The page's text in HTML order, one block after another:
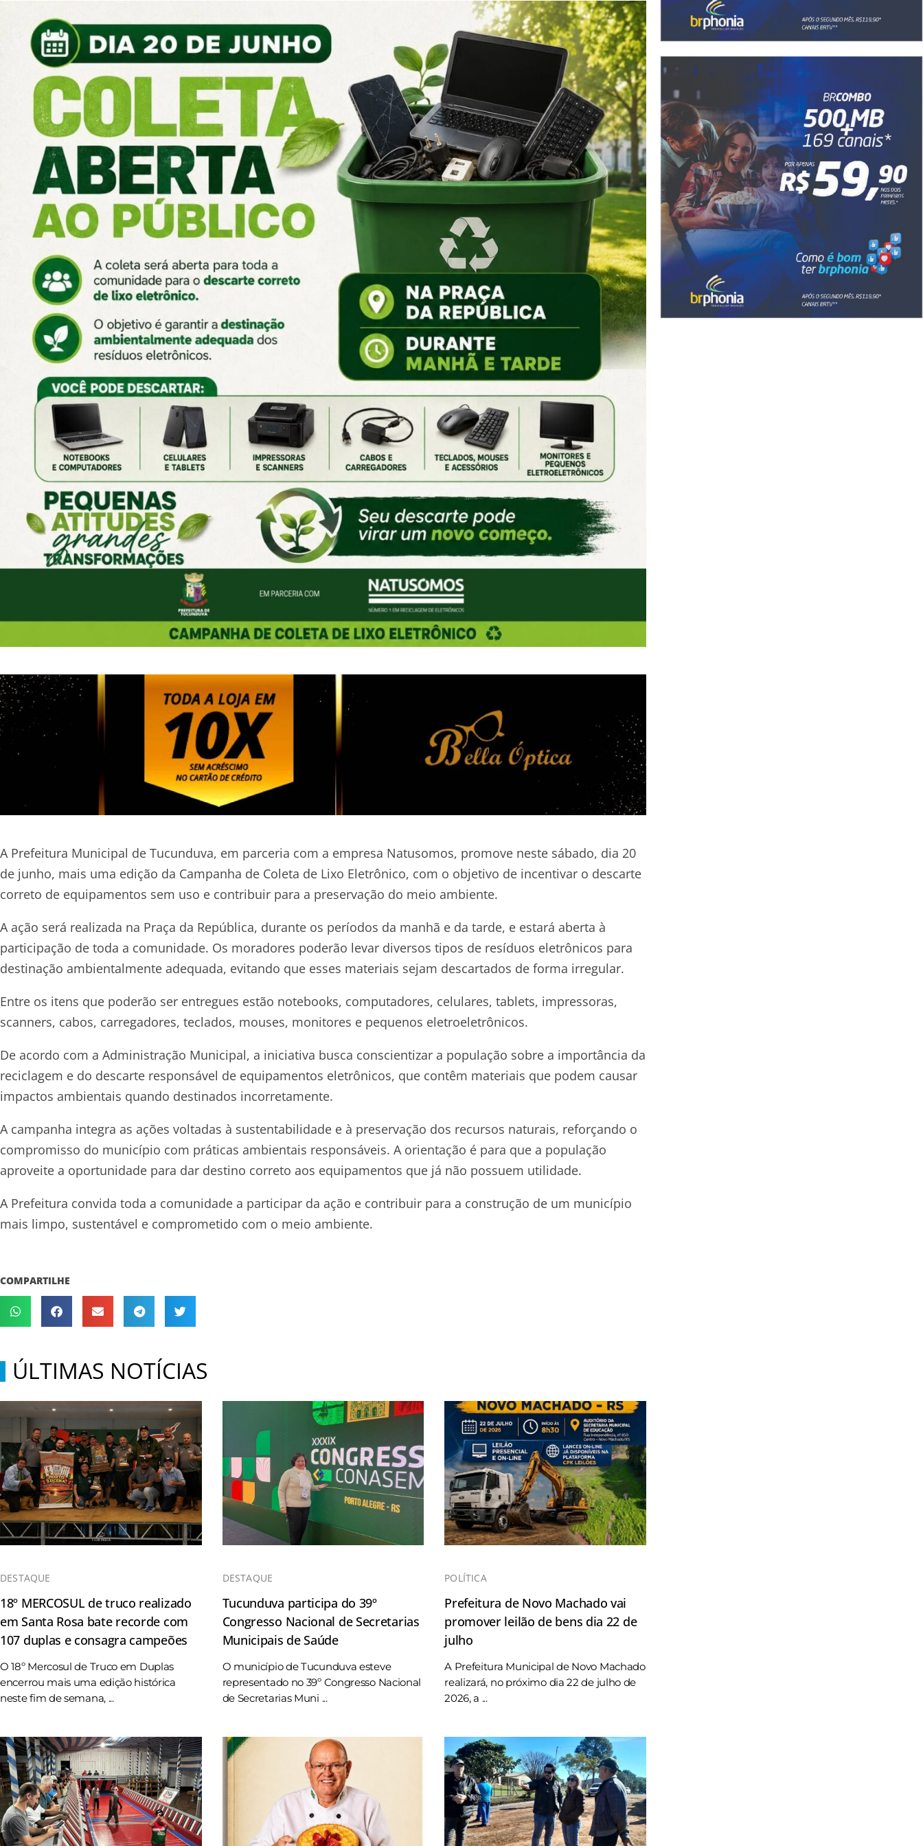
A Prefeitura Municipal de Tucunduva, em parceria com a empresa Natusomos, promove neste sábado, dia 20
de junho, mais uma edição da Campanha de Coleta de Lixo Eletrônico, com o objetivo de incentivar o descarte
correto de equipamentos sem uso e contribuir para a preservação do meio ambiente.
A ação será realizada na Praça da República, durante os períodos da manhã e da tarde, e estará aberta à
participação de toda a comunidade. Os moradores poderão levar diversos tipos de resíduos eletrônicos para
destinação ambientalmente adequada, evitando que esses materiais sejam descartados de forma irregular.
Entre os itens que poderão ser entregues estão notebooks, computadores, celulares, tablets, impressoras,
scanners, cabos, carregadores, teclados, mouses, monitores e pequenos eletroeletrônicos.
De acordo com a Administração Municipal, a iniciativa busca conscientizar a população sobre a importância da
reciclagem e do descarte responsável de equipamentos eletrônicos, que contêm materiais que podem causar
impactos ambientais quando destinados incorretamente.
A campanha integra as ações voltadas à sustentabilidade e à preservação dos recursos naturais, reforçando o
compromisso do município com práticas ambientais responsáveis. A orientação é para que a população
aproveite a oportunidade para dar destino correto aos equipamentos que já não possuem utilidade.
A Prefeitura convida toda a comunidade a participar da ação e contribuir para a construção de um município
mais limpo, sustentável e comprometido com o meio ambiente.
COMPARTILHE
ÚLTIMAS NOTÍCIAS
DESTAQUE
18º MERCOSUL de truco realizado
em Santa Rosa bate recorde com
107 duplas e consagra campeões
O 18º Mercosul de Truco em Duplas
encerrou mais uma edição histórica
neste fim de semana, ...
DESTAQUE
Tucunduva participa do 39º
Congresso Nacional de Secretarias
Municipais de Saúde
O município de Tucunduva esteve
representado no 39º Congresso Nacional
de Secretarias Muni ...
POLÍTICA
Prefeitura de Novo Machado vai
promover leilão de bens dia 22 de
julho
A Prefeitura Municipal de Novo Machado
realizará, no próximo dia 22 de julho de
2026, a ...